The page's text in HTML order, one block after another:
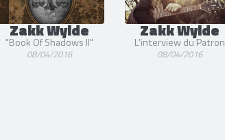
Zakk Wylde
"Book Of Shadows II"
08/04/2016
Zakk Wylde
L'interview du Patron
08/04/2016